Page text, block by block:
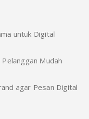
untuk Digital
Mudah
agar Pesan Digital